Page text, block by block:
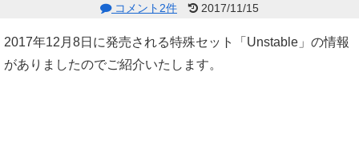
コメント2件 2017/11/15
2017年12月8日に発売される特殊セット「Unstable」の情報
がありましたのでご紹介いたします。